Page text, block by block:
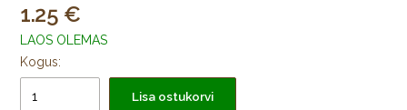
1.25
LAOS OLEMAS
Kogus:
Lisa ostukorvi